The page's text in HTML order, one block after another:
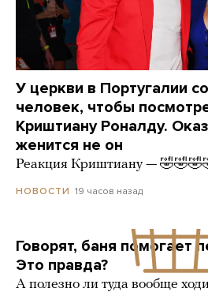
У церкви в Португалии
человек, чтобы
Криштиану Роналду.
женится не он
Реакция Криштиану —
НОВОСТИ 19 часов назад
Говорят, баня помогает
Это правда?
А полезно ли туда вообще